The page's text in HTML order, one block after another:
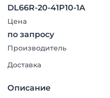
DL66R-20-41P10-1A
Цена
по запросу
Производитель
Доставка
Описание